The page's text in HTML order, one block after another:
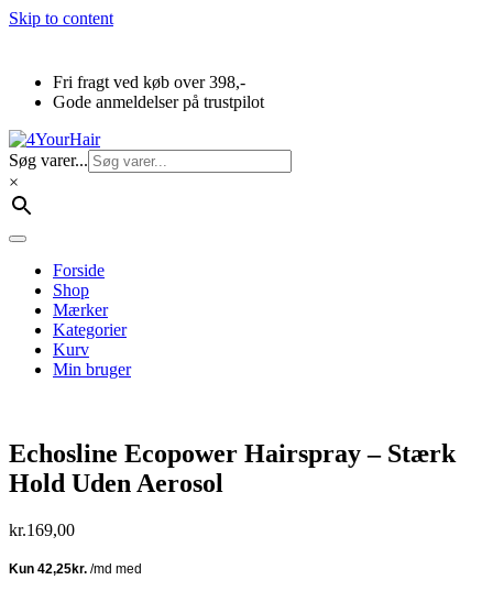
Skip to content
Fri fragt ved køb over 398,-
Gode anmeldelser på trustpilot
Søg varer...
×
Forside
Shop
Mærker
Kategorier
Kurv
Min bruger
Echosline Ecopower Hairspray – Stærk
Hold Uden Aerosol
kr.169,00